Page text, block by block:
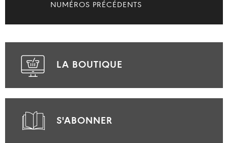
NUMÉROS PRÉCÉDENTS
LA BOUTIQUE
S'ABONNER